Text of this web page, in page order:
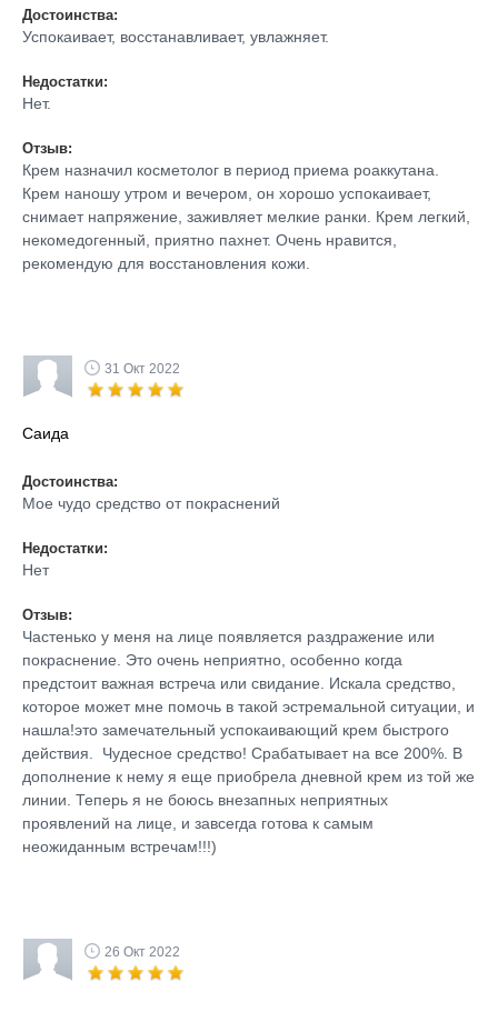
Достоинства:
Успокаивает, восстанавливает, увлажняет.
Недостатки:
Нет.
Отзыв:
Крем назначил косметолог в период приема роаккутана.
Крем наношу утром и вечером, он хорошо успокаивает,
снимает напряжение, заживляет мелкие ранки. Крем легкий,
некомедогенный, приятно пахнет. Очень нравится,
рекомендую для восстановления кожи.
31 Окт 2022
Саида
Достоинства:
Мое чудо средство от покраснений
Недостатки:
Нет
Отзыв:
Частенько у меня на лице появляется раздражение или
покраснение. Это очень неприятно, особенно когда
предстоит важная встреча или свидание. Искала средство,
которое может мне помочь в такой эстремальной ситуации, и
нашла!это замечательный успокаивающий крем быстрого
действия. Чудесное средство! Срабатывает на все 200%. В
дополнение к нему я еще приобрела дневной крем из той же
линии. Теперь я не боюсь внезапных неприятных
проявлений на лице, и завсегда готова к самым
неожиданным встречам!!!)
26 Окт 2022